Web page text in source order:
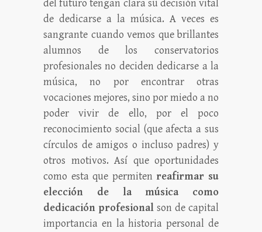
del futuro tengan clara su decisión vital
de dedicarse a la música. A veces es
sangrante cuando vemos que brillantes
alumnos de los conservatorios
profesionales no deciden dedicarse a la
música, no por encontrar otras
vocaciones mejores, sino por miedo a no
poder vivir de ello, por el poco
reconocimiento social (que afecta a sus
círculos de amigos o incluso padres) y
otros motivos. Así que oportunidades
como esta que permiten reafirmar su
elección de la música como
dedicación profesional son de capital
importancia en la historia personal de